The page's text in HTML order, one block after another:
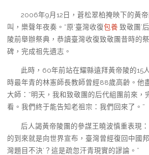
2006年9月12日，蒼松翠柏掩映下的黃
叫，樂聲年夜奏。“原‘臺灣收復包養 致敬團’
陵前舉辦祭典，恭讀臺灣收復致敬團昔時的
碑，完成祖先遺志。
此時，60年前站在耀縣遠拜黃帝陵的15
時最年青的林憲師長教師曾經88歲高齡。他
大師：“明天，我和致敬團的后代組團前來，
看。我們終于能告知老祖宗：我們回來了。”
后人謁黃帝陵團的參謀王曉波慎重表現
的到來就是向世界宣布，臺灣曾經復回中國
灣題目不決’？這是疏忽汗青現實的謬論。”